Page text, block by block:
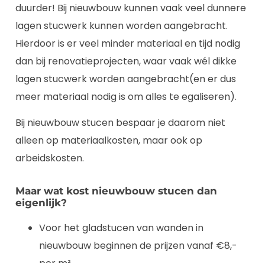
duurder! Bij nieuwbouw kunnen vaak veel dunnere
lagen stucwerk kunnen worden aangebracht.
Hierdoor is er veel minder materiaal en tijd nodig
dan bij renovatieprojecten, waar vaak wél dikke
lagen stucwerk worden aangebracht(en er dus
meer materiaal nodig is om alles te egaliseren).
Bij nieuwbouw stucen bespaar je daarom niet
alleen op materiaalkosten, maar ook op
arbeidskosten.
Maar wat kost nieuwbouw stucen dan
eigenlijk?
Voor het gladstucen van wanden in
nieuwbouw beginnen de prijzen vanaf €8,-